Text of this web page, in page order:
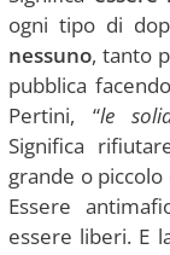
ogni tipo di
nessuno, tanto
pubblica
Pertini, “le
Significa
grande o piccolo
Essere
essere liberi. E